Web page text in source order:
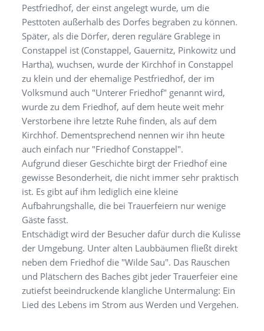
Pestfriedhof, der einst angelegt wurde, um die
Pesttoten außerhalb des Dorfes begraben zu können.
Später, als die Dörfer, deren reguläre Grablege in
Constappel ist (Constappel, Gauernitz, Pinkowitz und
Hartha), wuchsen, wurde der Kirchhof in Constappel
zu klein und der ehemalige Pestfriedhof, der im
Volksmund auch "Unterer Friedhof" genannt wird,
wurde zu dem Friedhof, auf dem heute weit mehr
Verstorbene ihre letzte Ruhe finden, als auf dem
Kirchhof. Dementsprechend nennen wir ihn heute
auch einfach nur "Friedhof Constappel".
Aufgrund dieser Geschichte birgt der Friedhof eine
gewisse Besonderheit, die nicht immer sehr praktisch
ist. Es gibt auf ihm lediglich eine kleine
Aufbahrungshalle, die bei Trauerfeiern nur wenige
Gäste fasst.
Entschädigt wird der Besucher dafür durch die Kulisse
der Umgebung. Unter alten Laubbäumen fließt direkt
neben dem Friedhof die "Wilde Sau". Das Rauschen
und Plätschern des Baches gibt jeder Trauerfeier eine
zutiefst beeindruckende klangliche Untermalung: Ein
Lied des Lebens im Strom aus Werden und Vergehen.